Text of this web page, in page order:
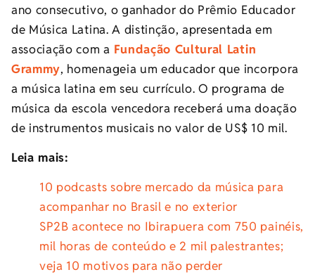
ano consecutivo, o ganhador do Prêmio Educador
de Música Latina. A distinção, apresentada em
associação com a Fundação Cultural Latin
Grammy, homenageia um educador que incorpora
a música latina em seu currículo. O programa de
música da escola vencedora receberá uma doação
de instrumentos musicais no valor de US$ 10 mil.
Leia mais:
10 podcasts sobre mercado da música para
acompanhar no Brasil e no exterior
SP2B acontece no Ibirapuera com 750 painéis,
mil horas de conteúdo e 2 mil palestrantes;
veja 10 motivos para não perder